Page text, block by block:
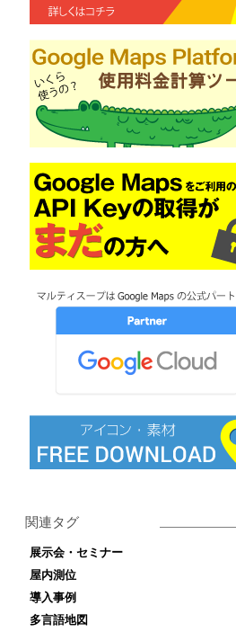
関連タグ
展示会・セミナー
屋内測位
導入事例
多言語地図